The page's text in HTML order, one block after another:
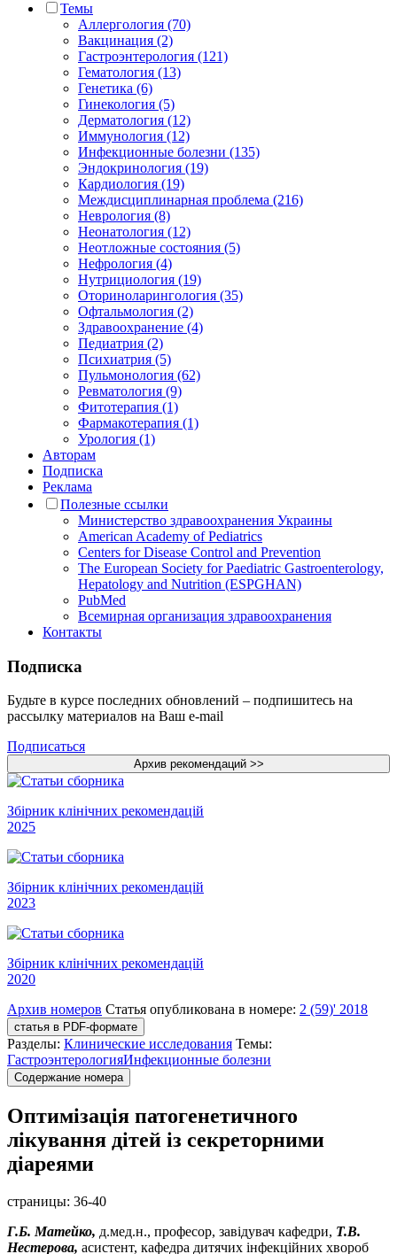
Темы
Аллергология (70)
Вакцинация (2)
Гастроэнтерология (121)
Гематология (13)
Генетика (6)
Гинекология (5)
Дерматология (12)
Иммунология (12)
Инфекционные болезни (135)
Эндокринология (19)
Кардиология (19)
Междисциплинарная проблема (216)
Неврология (8)
Неонатология (12)
Неотложные состояния (5)
Нефрология (4)
Нутрициология (19)
Оториноларингология (35)
Офтальмология (2)
Здравоохранение (4)
Педиатрия (2)
Психиатрия (5)
Пульмонология (62)
Ревматология (9)
Фитотерапия (1)
Фармакотерапия (1)
Урология (1)
Авторам
Подписка
Реклама
Полезные ссылки
Министерство здравоохранения Украины
American Academy of Pediatrics
Centers for Disease Control and Prevention
The European Society for Paediatric Gastroenterology,
Hepatology and Nutrition (ESPGHAN)
PubMed
Всемирная организация здравоохранения
Контакты
Подписка
Будьте в курсе последних обновлений – подпишитесь на
рассылку материалов на Ваш e-mail
Подписаться
Збірник клінічних рекомендацій
2025
Збірник клінічних рекомендацій
2023
Збірник клінічних рекомендацій
2020
Архив номеров Статья опубликована в номере: 2 (59)' 2018
статья в PDF-формате
Разделы: Клинические исследования Темы:
ГастроэнтерологияИнфекционные болезни
Содержание номера
Оптимізація патогенетичного
лікування дітей із секреторними
діареями
страницы: 36-40
Г.Б. Матейко, д.мед.н., професор, завідувач кафедри, Т.В.
Нестерова, асистент, кафедра дитячих інфекційних хвороб